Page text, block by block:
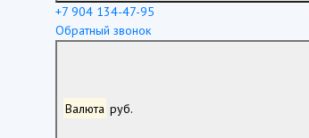
+7 904 134-47-95
Обратный звонок
Валюта руб.